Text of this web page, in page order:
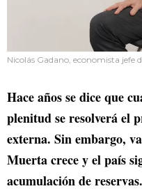
Nicolás Gadano, economista jefe
Hace años se dice que
plenitud se resolverá el
externa. Sin embargo,
Muerta crece y el país
acumulación de